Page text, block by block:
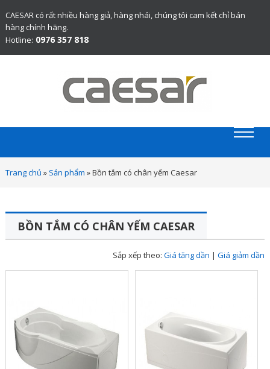
CAESAR có rất nhiều hàng giả, hàng nhái, chúng tôi cam kết chỉ bán
hàng chính hãng.
Hotline: 0976 357 818
Trang chủ » Sản phẩm »Bồn tắm có chân yếm Caesar
BỒN TẮM CÓ CHÂN YẾM CAESAR
Sắp xếp theo:Giá tăng dần |Giá giảm dần